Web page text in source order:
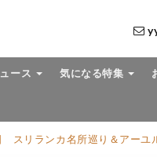
ース 気になる特集
リランカ名所巡り＆アーユ